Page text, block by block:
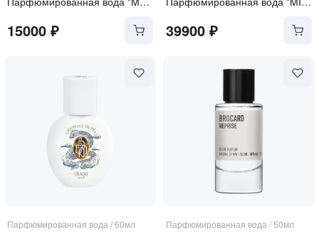
15000 ₽ 39900₽
Парфюмированная вода/60мл Парфюмированная вода/50мл